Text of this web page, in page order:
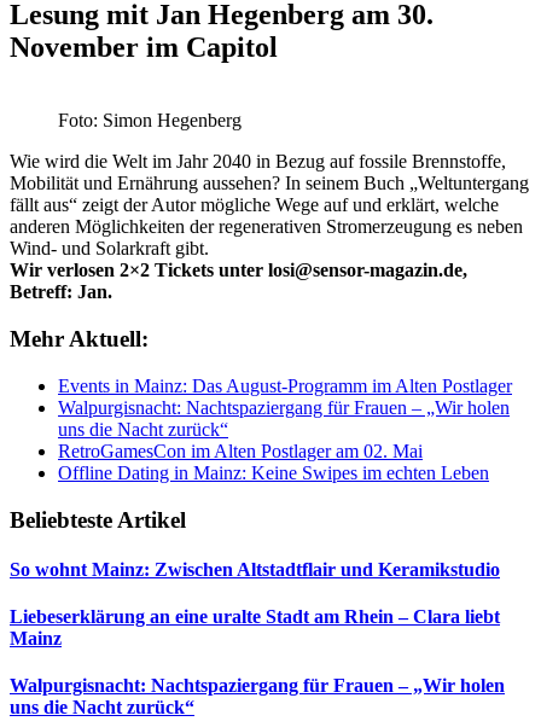
Lesung mit Jan Hegenberg am 30.
November im Capitol
Foto: Simon Hegenberg
Wie wird die Welt im Jahr 2040 in Bezug auf fossile Brennstoffe,
Mobilität und Ernährung aussehen? In seinem Buch „Weltuntergang
fällt aus“ zeigt der Autor mögliche Wege auf und erklärt, welche
anderen Möglichkeiten der regenerativen Stromerzeugung es neben
Wind- und Solarkraft gibt.
Wir verlosen 2×2 Tickets unter losi@sensor-magazin.de,
Betreff: Jan.
Mehr Aktuell:
Events in Mainz: Das August-Programm im Alten Postlager
Walpurgisnacht: Nachtspaziergang für Frauen – „Wir holen
uns die Nacht zurück“
RetroGamesCon im Alten Postlager am 02. Mai
Offline Dating in Mainz: Keine Swipes im echten Leben
Beliebteste Artikel
So wohnt Mainz: Zwischen Altstadtflair und Keramikstudio
Liebeserklärung an eine uralte Stadt am Rhein – Clara liebt
Mainz
Walpurgisnacht: Nachtspaziergang für Frauen – „Wir holen
uns die Nacht zurück“